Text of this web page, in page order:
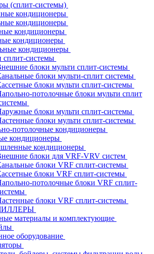
(сплит-системы)
кондиционеры
кондиционеры
кондиционеры
кондиционеры
кондиционеры
сплит-системы
блоки мульти сплит-системы
блоки мульти-сплит системы
блоки мульти сплит-системы
потолочные блоки мульти сплит
блоки мульти сплит-системы
блоки мульти сплит-системы
потолочные кондиционеры
кондиционеры
кондиционеры
блоки для VRF-VRV систем
блоки VRF сплит-системы
блоки VRF сплит-системы
потолочные блоки VRF сплит-
блоки VRF сплит-системы
материалы и комплектующие
оборудование